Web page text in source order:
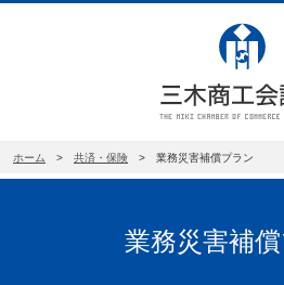
ホーム > 共済・保険 > 業務災害補償プラン
業務災害補